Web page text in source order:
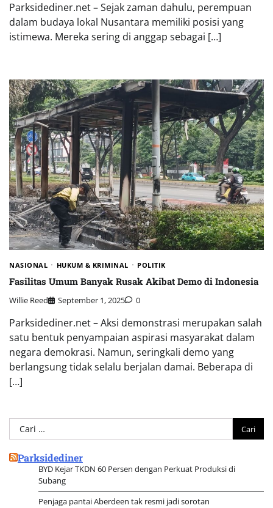
Parksidediner.net – Sejak zaman dahulu, perempuan
dalam budaya lokal Nusantara memiliki posisi yang
istimewa. Mereka sering di anggap sebagai […]
NASIONAL HUKUM & KRIMINAL POLITIK
Fasilitas Umum Banyak Rusak Akibat Demo di Indonesia
Willie Reed September 1, 2025 0
Parksidediner.net – Aksi demonstrasi merupakan salah
satu bentuk penyampaian aspirasi masyarakat dalam
negara demokrasi. Namun, seringkali demo yang
berlangsung tidak selalu berjalan damai. Beberapa di
[…]
Cari
untuk:
Parksidediner
BYD Kejar TKDN 60 Persen dengan Perkuat Produksi di
Subang
Penjaga pantai Aberdeen tak resmi jadi sorotan